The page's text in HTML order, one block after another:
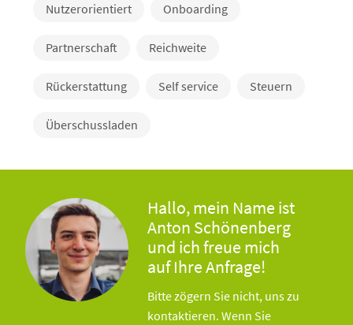
Nutzerorientiert Onboarding
Partnerschaft Reichweite
Rückerstattung Self service Steuern
Überschussladen
Hallo, mein Name ist
Anton Schönenberg
und ich freue mich
auf Ihre Anfrage!
Bitte zögern Sie nicht, uns zu
kontaktieren. Wenn Sie